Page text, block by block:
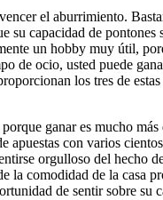
el aburrimiento.
su capacidad de pontones
un hobby muy útil,
de ocio, usted puede
los tres de
ganar es mucho
apuestas con varios
orgulloso del hecho
la comodidad de la casa
de sentir sobre su